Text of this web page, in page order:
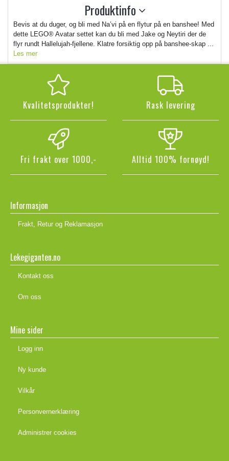
Produktinfo
Bevis at du duger, og bli med Na’vi på en flytur på en banshee! Med
dette LEGO® Avatar settet kan du bli med Jake og Neytiri der de
flyr rundt Hallelujah-fjellene. Klatre forsiktig opp på banshee-skap ...
Les mer
Kvalitetsprodukter! Rask levering
Fri frakt over 1000,- Alltid 100% fornøyd!
Informasjon
Frakt, Retur og Reklamasjon
Lekegiganten.no
Kontakt oss
Om oss
Mine sider
Logg inn
Ny kunde
Vilkår
Personvernerklæring
Administrer cookies